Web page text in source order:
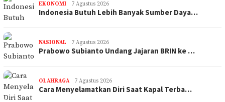
EKONOMI 7 Agustus 2026
Indonesia Butuh Lebih Banyak Sumber Daya…
NASIONAL 7 Agustus 2026
Prabowo Subianto Undang Jajaran BRIN ke …
OLAHRAGA 7 Agustus 2026
Cara Menyelamatkan Diri Saat Kapal Terba…